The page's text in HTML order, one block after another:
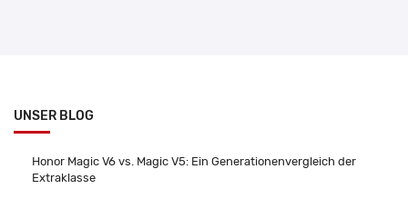
UNSER BLOG
Honor Magic V6 vs. Magic V5: Ein Generationenvergleich der
Extraklasse